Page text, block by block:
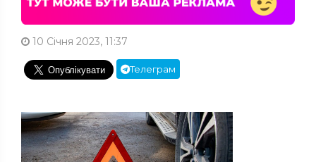
10 Січня 2023, 11:37
Телеграм